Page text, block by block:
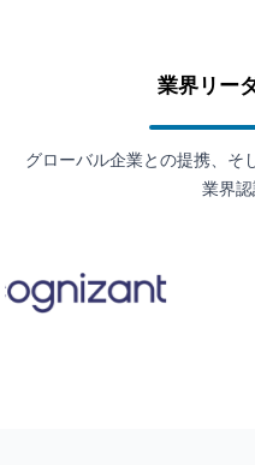
と環境規制対応を強化してい
業界リー
グローバル企業との提携、そ
業界